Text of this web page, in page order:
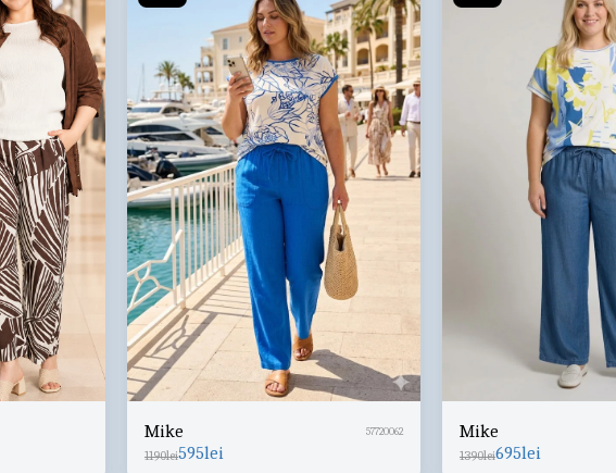
Mike 57720062
1190lei595lei
Mike
1390lei695lei